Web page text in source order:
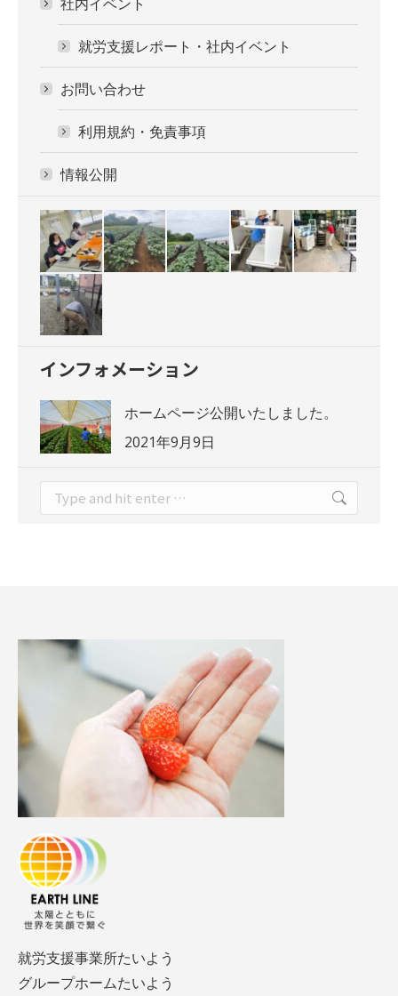
就労支援レポート・社内イベント
お問い合わせ
利用規約・免責事項
情報公開
インフォメーション
ホームページ公開いたしました。
2021年9月9日
Search:
就労支援事業所たいよう
グループホームたいよう